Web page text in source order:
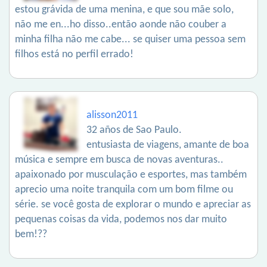
estou grávida de uma menina, e que sou mãe solo,
não me en...ho disso..então aonde não couber a
minha filha não me cabe... se quiser uma pessoa sem
filhos está no perfil errado!
alisson2011
32 años de Sao Paulo.
entusiasta de viagens, amante de boa
música e sempre em busca de novas aventuras..
apaixonado por musculação e esportes, mas também
aprecio uma noite tranquila com um bom filme ou
série. se você gosta de explorar o mundo e apreciar as
pequenas coisas da vida, podemos nos dar muito
bem!??